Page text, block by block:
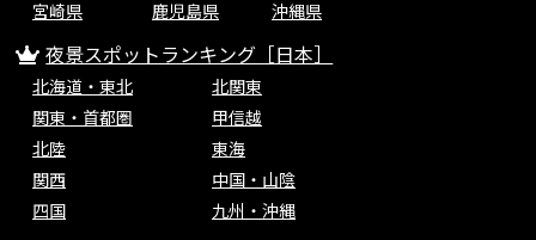
宮崎県
鹿児島県 沖縄県
夜景スポットランキング［日本］
北海道・東北
北関東
関東・首都圏
甲信越
北陸
東海
関西
中国・山陰
四国
九州・沖縄